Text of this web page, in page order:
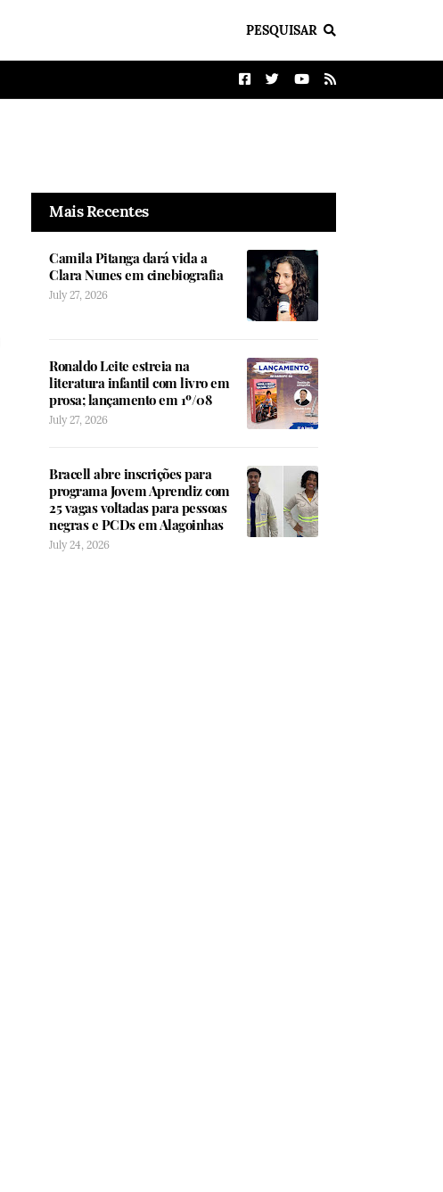
PESQUISAR
Mais Recentes
Camila Pitanga dará vida a
Clara Nunes em cinebiografia
July 27, 2026
Ronaldo Leite estreia na
literatura infantil com livro em
prosa; lançamento em 1º/08
July 27, 2026
Bracell abre inscrições para
programa Jovem Aprendiz com
25 vagas voltadas para pessoas
negras e PCDs em Alagoinhas
July 24, 2026